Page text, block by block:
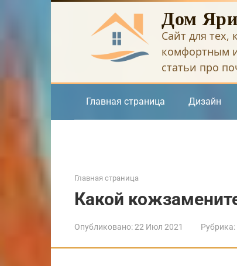
Дом
Сайт для тех,
комфортным
статьи про
Главная страница Дизайн
Главная страница
Какой
Опубликовано:22 Июл 2021 Рубрика: